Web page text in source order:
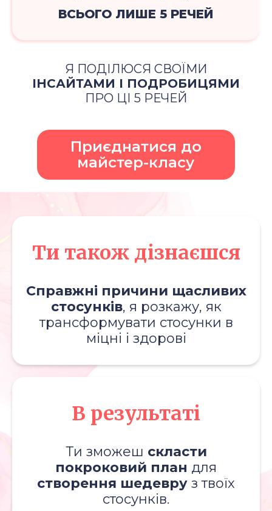
ВСЬОГО ЛИШЕ 5 РЕЧЕЙ
Я ПОДІЛЮСЯ СВОЇМИ
ІНСАЙТАМИ І ПОДРОБИЦЯМИ
ПРО ЦІ 5 РЕЧЕЙ
Приєднатися до
майстер-класу
Ти також дізнаєшся
Справжні причини щасливих
стосунків, я розкажу, як
трансформувати стосунки в
міцні і здорові
В результаті
Ти зможеш скласти
покроковий план для
створення шедевру з твоїх
стосунків.